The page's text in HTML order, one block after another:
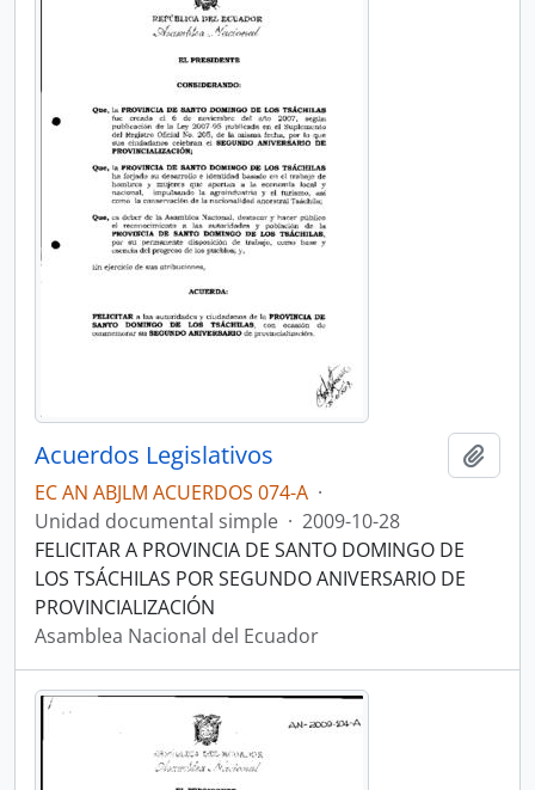
Acuerdos Legislativos
EC AN ABJLM ACUERDOS 074-A ·
Unidad documental simple · 2009-10-28
FELICITAR A PROVINCIA DE SANTO DOMINGO DE
LOS TSÁCHILAS POR SEGUNDO ANIVERSARIO DE
PROVINCIALIZACIÓN
Asamblea Nacional del Ecuador